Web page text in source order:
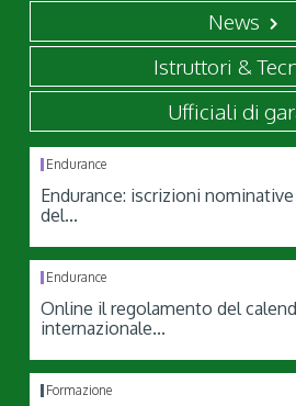
News
Istruttori &
Ufficiali di
Endurance
Endurance: iscrizioni
del...
Endurance
Online il regolamento del
internazionale...
Formazione